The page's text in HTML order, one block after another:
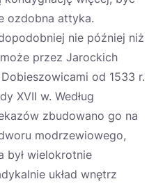
ozdobna attyka.
nie później niż
przez Jarockich
od 1533 r.
XVII w. Według
zbudowano go na
modrzewiowego,
był wielokrotnie
układ wnętrz